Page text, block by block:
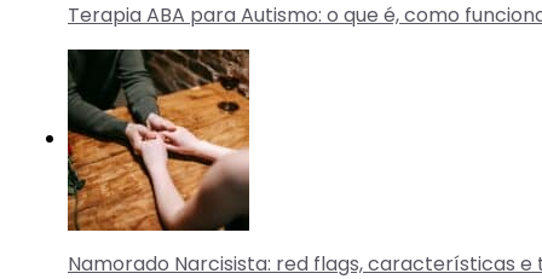
Terapia ABA para Autismo: o que é, como
Namorado Narcisista: red flags, características